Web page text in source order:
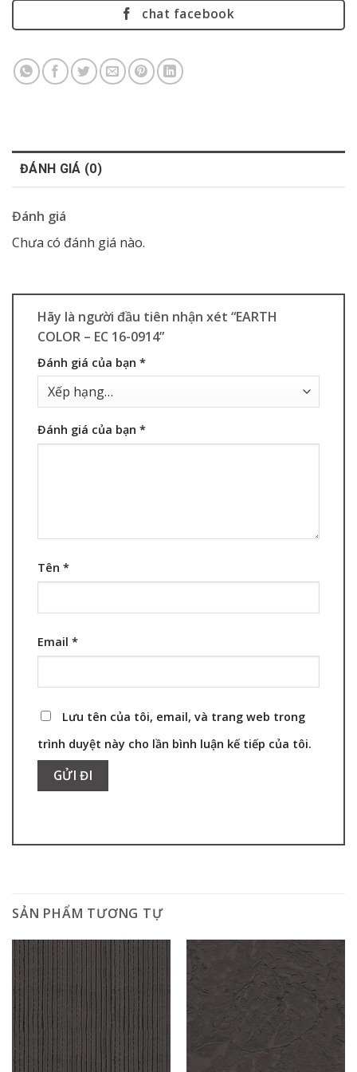
chat facebook
ĐÁNH GIÁ (0)
Đánh giá
Chưa có đánh giá nào.
Hãy là người đầu tiên nhận xét “EARTH
COLOR – EC 16-0914”
Đánh giá của bạn *
Đánh giá của bạn *
Tên *
Email *
Lưu tên của tôi, email, và trang web trong
trình duyệt này cho lần bình luận kế tiếp của tôi.
SẢN PHẨM TƯƠNG TỰ